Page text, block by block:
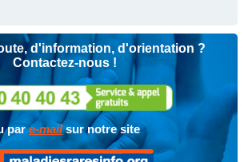
d'information, d'orientation ?
Contactez-nous !
pare-mailsur notre site